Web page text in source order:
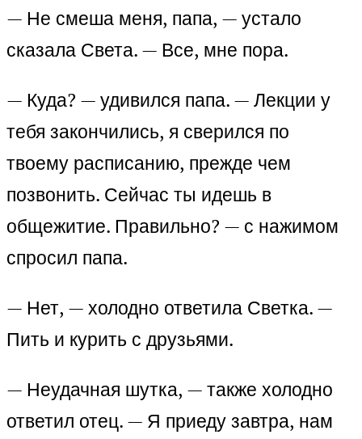
— Не смеша меня, папа, — устало
сказала Света. — Все, мне пора.
— Куда? — удивился папа. — Лекции у
тебя закончились, я сверился по
твоему расписанию, прежде чем
позвонить. Сейчас ты идешь в
общежитие. Правильно? — с нажимом
спросил папа.
— Нет, — холодно ответила Светка. —
Пить и курить с друзьями.
— Неудачная шутка, — также холодно
ответил отец. — Я приеду завтра, нам